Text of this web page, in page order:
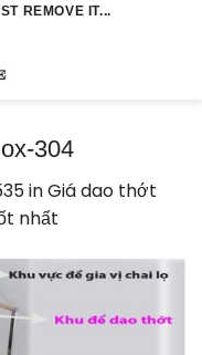
REMOVE IT...
304
inGiá dao thớt
nhất